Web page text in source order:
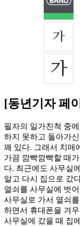
[동년기자 페
필자의 일가친척 중
하지 못하고 돌아가
꽤 있다. 그래서 치매
가끔 깜빡깜빡할 때
다. 최근에도 사무실
알고 다시 집으로 갔
열쇠를 사무실에 벗
사무실로 가서 열쇠
하면서 휴대폰을 겨
사무실에 갔을 때 집